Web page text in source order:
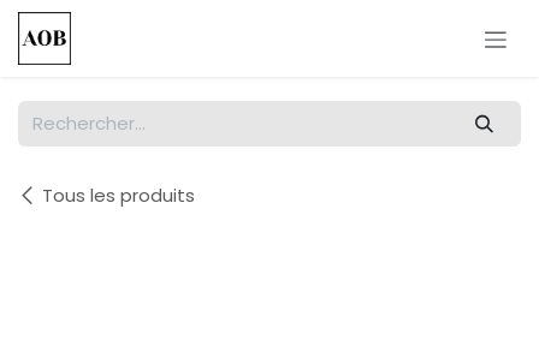
Se rendre au contenu
Tous les produits